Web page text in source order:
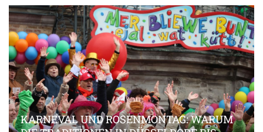
KARNEVAL UND ROSENMONTAG: WARUM